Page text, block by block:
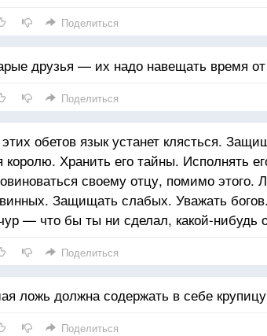
Поделиться
друзья — их надо навещать время
Поделиться
обетов язык устанет клясться.
королю. Хранить его тайны. Исполнять
своему отцу, помимо этого.
Защищать слабых. Уважать
— что бы ты ни сделал, какой-нибудь
Поделиться
ложь должна содержать в себе
Поделиться